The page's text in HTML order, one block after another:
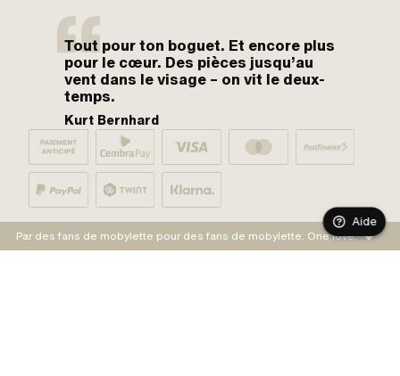
Tout pour ton boguet. Et encore plus
pour le cœur. Des pièces jusqu’au
vent dans le visage – on vit le deux-
temps.
Kurt Bernhard
Par des fans de mobylette pour des fans de mobylette. One love.
Aide